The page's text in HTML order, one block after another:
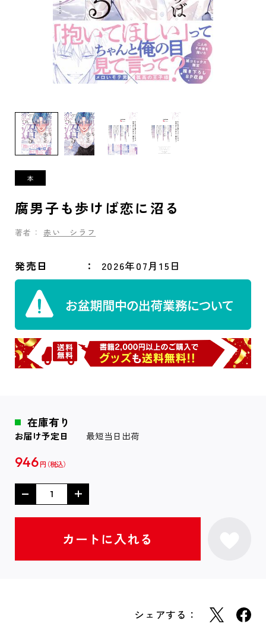
腐男子も歩けば恋に沼る
著者： 赤い シラフ
発売日 2026年07月15日
在庫有り
お届け予定日 最短当日出荷
946 円
シェアする：